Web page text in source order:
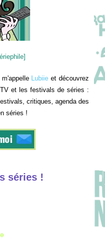
Lubiie et découvrez
et les festivals de séries :
critiques, agenda des
séries !
séries !